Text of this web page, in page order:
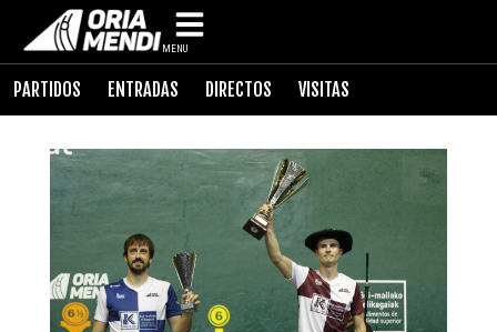
MENU
PARTIDOS ENTRADAS DIRECTOS VISITAS